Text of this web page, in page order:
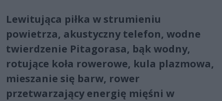
Lewitująca piłka w strumieniu
powietrza, akustyczny telefon, wodne
twierdzenie Pitagorasa, bąk wodny,
rotujące koła rowerowe, kula plazmowa,
mieszanie się barw, rower
przetwarzający energię mięśni w